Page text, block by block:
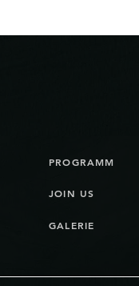
JOIN US
PROGRAMM
GALERIE